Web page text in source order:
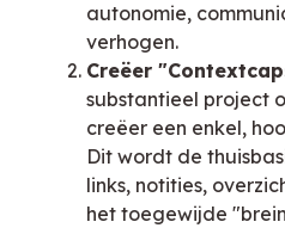
autonomie,
verhogen.
Creëer
substantieel project
creëer een enkel,
Dit wordt de
links, notities,
het toegewijde